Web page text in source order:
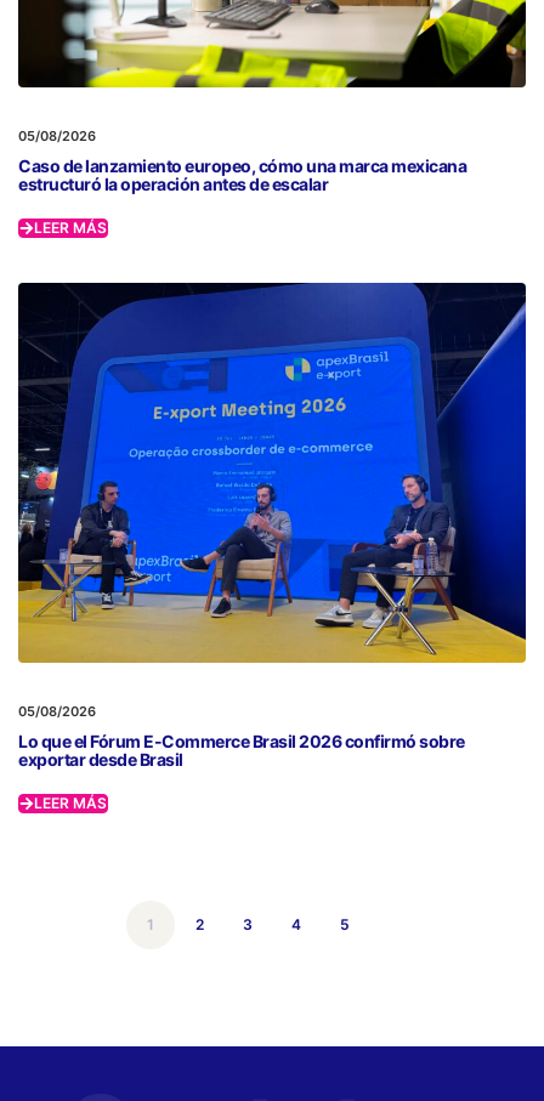
05/08/2026
Caso de lanzamiento europeo, cómo una marca mexicana
estructuró la operación antes de escalar
LEER MÁS
05/08/2026
Lo que el Fórum E-Commerce Brasil 2026 confirmó sobre
exportar desde Brasil
LEER MÁS
1 2 3 4 5